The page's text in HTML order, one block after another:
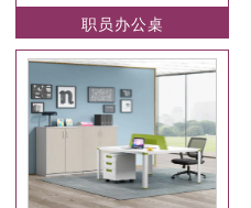
职员办公桌